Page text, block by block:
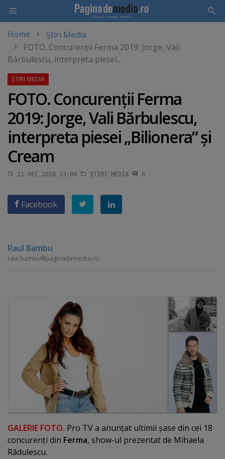
main
content
Home
Știri Media
FOTO. Concurenţii Ferma 2019: Jorge, Vali
Bărbulescu, interpreta piesei...
FOTO. Concurenţii Ferma
2019: Jorge, Vali Bărbulescu,
interpreta piesei „Bilionera” şi
Cream
21 DEC 2018 13:00 ȘTIRI MEDIA 6
Facebook
Raul Bambu
raul.bambu paginademedia.ro
GALERIE FOTO. Pro TV a anunţat ultimii şase din cei 18
concurenţi din Ferma, show-ul prezentat de Mihaela
Rădulescu.